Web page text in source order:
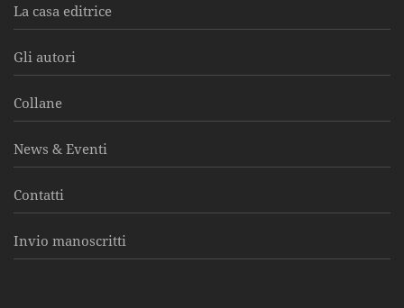
La casa editrice
Gli autori
Collane
News & Eventi
Contatti
Invio manoscritti